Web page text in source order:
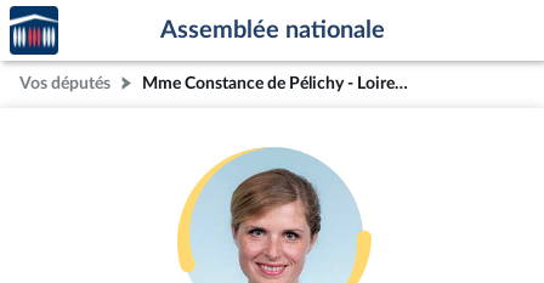
Aller au contenu
Aller en bas de la page
Accèder
à la
page
d'accueil
Assemblée nationale
Vos députés Mme Constance de Pélichy - Loiret (3e circonscription)